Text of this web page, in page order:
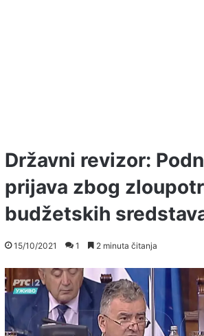
Državni revizor:
prijava zbog
budžetskih
15/10/2021 1 2 minuta čitanja